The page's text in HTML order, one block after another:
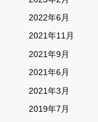
2022年6月
2021年11月
2021年9月
2021年6月
2021年3月
2019年7月